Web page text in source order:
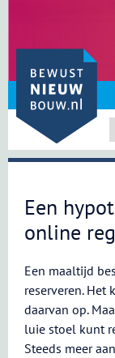
content
Een
online
Een maaltijd
reserveren.
daarvan op.
luie stoel kunt
Steeds meer